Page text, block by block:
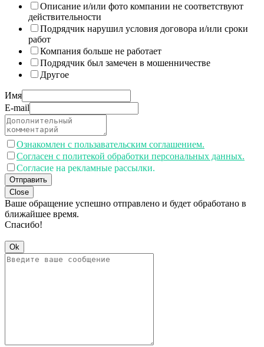
Описание и/или фото компании не соответствуют
действительности
Подрядчик нарушил условия договора и/или сроки
работ
Компания больше не работает
Подрядчик был замечен в мошенничестве
Другое
Имя
E-mail
Ознакомлен с пользавательским соглашением.
Согласен с политекой обработки персональных данных.
Согласие на рекламные рассылки.
Отправить
Close
Ваше обращение успешно отправлено и будет обработано в
ближайшее время.
Спасибо!
Ok